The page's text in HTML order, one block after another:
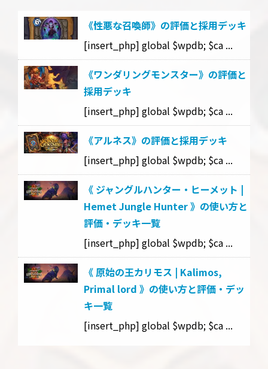
《性悪な召喚師》の評価と採用デッキ
[insert_php] global $wpdb; $ca ...
《ワンダリングモンスター》の評価と
採用デッキ
[insert_php] global $wpdb; $ca ...
《アルネス》の評価と採用デッキ
[insert_php] global $wpdb; $ca ...
《 ジャングルハンター・ヒーメット |
Hemet Jungle Hunter 》の使い方と
評価・デッキ一覧
[insert_php] global $wpdb; $ca ...
《 原始の王カリモス | Kalimos,
Primal lord 》の使い方と評価・デッ
キ一覧
[insert_php] global $wpdb; $ca ...